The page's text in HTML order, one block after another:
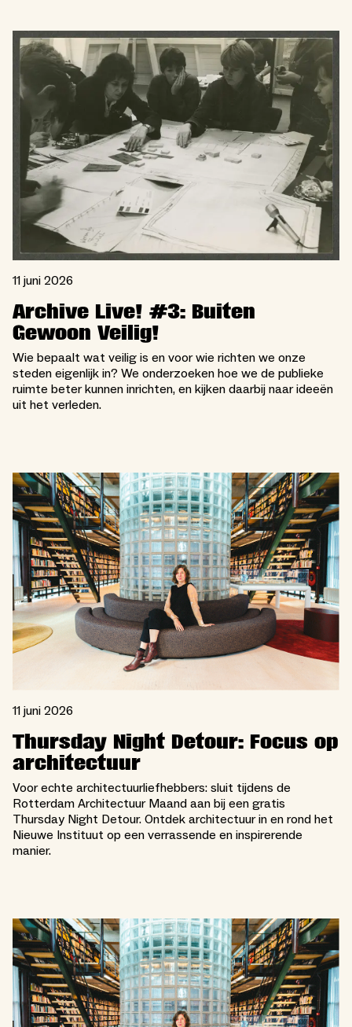
11 juni 2026
Archive Live! #3: Buiten
Gewoon Veilig!
Wie bepaalt wat veilig is en voor wie richten we onze
steden eigenlijk in? We onderzoeken hoe we de publieke
ruimte beter kunnen inrichten, en kijken daarbij naar ideeën
uit het verleden.
11 juni 2026
Thursday Night Detour: Focus op
architectuur
Voor echte architectuurliefhebbers: sluit tijdens de
Rotterdam Architectuur Maand aan bij een gratis
Thursday Night Detour. Ontdek architectuur in en rond het
Nieuwe Instituut op een verrassende en inspirerende
manier.